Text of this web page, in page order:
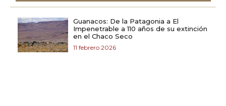
Guanacos: De la Patagonia a El
Impenetrable a 110 años de su extinción
en el Chaco Seco
11 febrero 2026